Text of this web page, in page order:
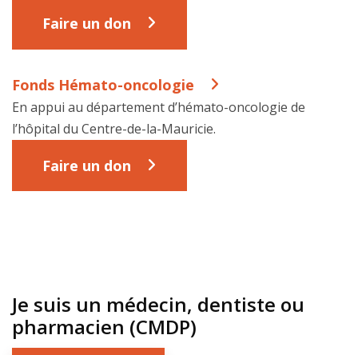
Faire un don
Fonds Hémato-oncologie
En appui au département d’hémato-oncologie de
l’hôpital du Centre-de-la-Mauricie.
Faire un don
Je suis un médecin, dentiste ou
pharmacien (CMDP)